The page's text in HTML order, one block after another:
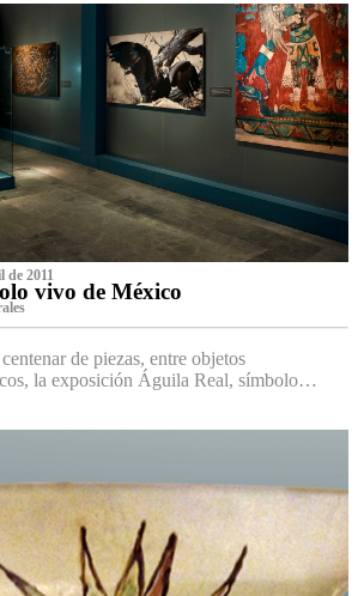
de 2011
vivo de México
de piezas, entre objetos
la exposición Águila Real, símbolo…